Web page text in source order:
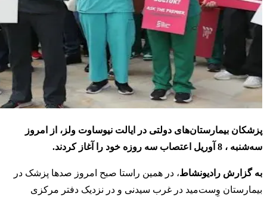
پزشکان بیمارستان‌های دولتی در ایالت نیوساوت ولز، از امروز
سه‌شنبه ، 8 آوریل اعتصاب سه روزه خود را آغاز کردند.
به گزارش رادیونشاط، در همین راستا صبح امروز صدها پزشک در
بیمارستان وِست‌مید در غرب سیدنی و در نزدیک دفتر مرکزی